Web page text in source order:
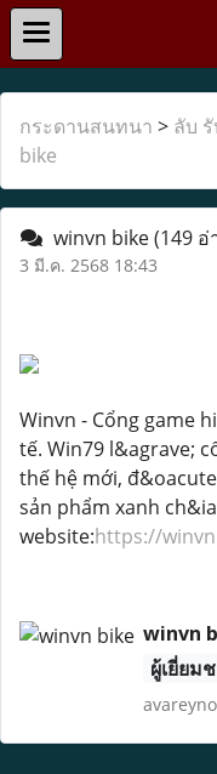
กระดานสนทนา > ลับ รั
bike
winvn bike(149 อ่
3 มี.ค. 2568 18:43
Winvn - Cổng game
tế. Win79 l&agrave;
thế hệ mới,
sản phẩm xanh
website:https://
winvn
ผู้เยี่ยม